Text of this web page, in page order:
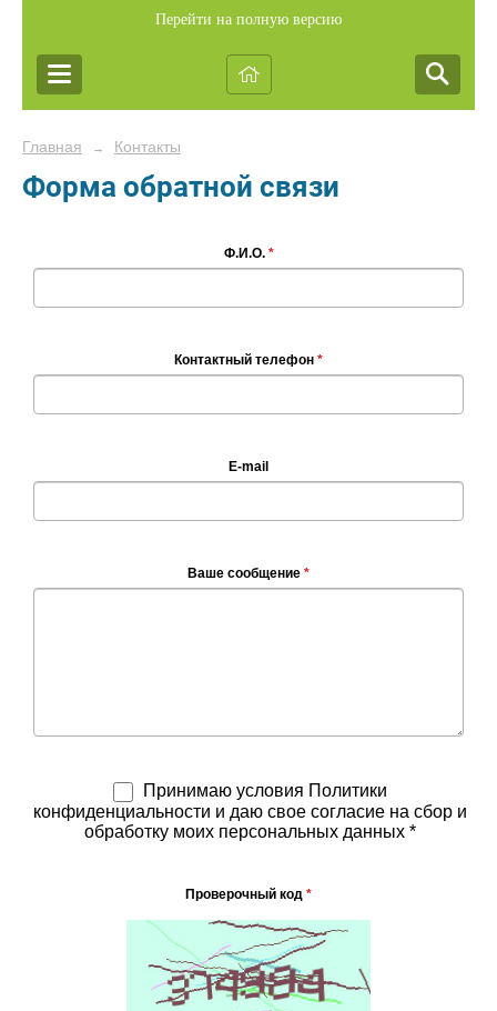
Перейти на полную версию
Главная → Контакты
Форма обратной связи
Ф.И.О. *
Контактный телефон *
E-mail
Ваше сообщение *
Принимаю условия Политики
конфиденциальности и даю свое согласие на сбор и
обработку моих персональных данных *
Проверочный код *